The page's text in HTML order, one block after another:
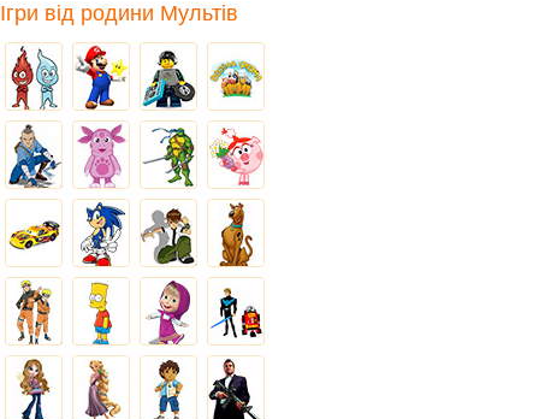
Ігри від родини Мультів